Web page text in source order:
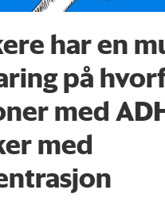
har en
på
med
med